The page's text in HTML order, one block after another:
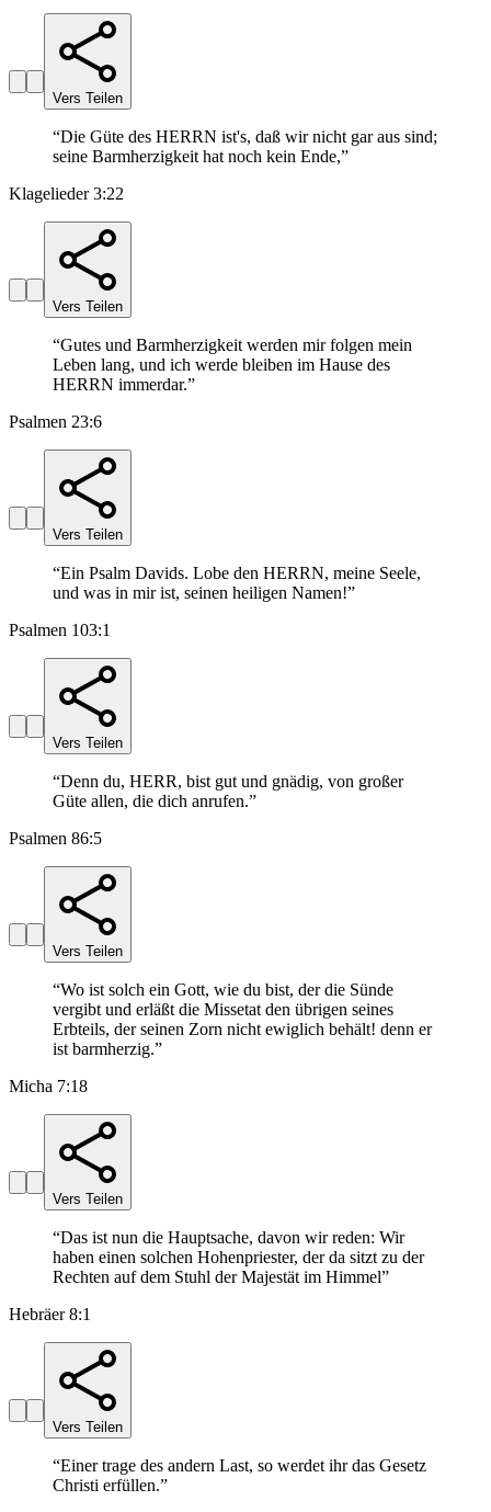
Vers Teilen
“Die Güte des HERRN ist's, daß wir nicht gar aus sind;
seine Barmherzigkeit hat noch kein Ende,”
Klagelieder 3:22
Vers Teilen
“Gutes und Barmherzigkeit werden mir folgen mein
Leben lang, und ich werde bleiben im Hause des
HERRN immerdar.”
Psalmen 23:6
Vers Teilen
“Ein Psalm Davids. Lobe den HERRN, meine Seele,
und was in mir ist, seinen heiligen Namen!”
Psalmen 103:1
Vers Teilen
“Denn du, HERR, bist gut und gnädig, von großer
Güte allen, die dich anrufen.”
Psalmen 86:5
Vers Teilen
“Wo ist solch ein Gott, wie du bist, der die Sünde
vergibt und erläßt die Missetat den übrigen seines
Erbteils, der seinen Zorn nicht ewiglich behält! denn er
ist barmherzig.”
Micha 7:18
Vers Teilen
“Das ist nun die Hauptsache, davon wir reden: Wir
haben einen solchen Hohenpriester, der da sitzt zu der
Rechten auf dem Stuhl der Majestät im Himmel”
Hebräer 8:1
Vers Teilen
“Einer trage des andern Last, so werdet ihr das Gesetz
Christi erfüllen.”